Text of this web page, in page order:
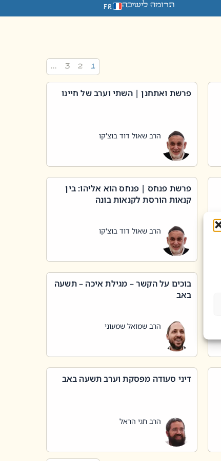
תרומה לישיבה FR
1
2
3
…
פרשת ואתחנן | השתי וערב של חיינו
הרב שאול דוד בוצ'קו
פרשת פנחס | פנחס הוא אליהו: בין
קנאות הורסת לקנאות בונה
הרב שאול דוד בוצ'קו
בוכים על הקשר – מגילת איכה – תשעה
באב
הרב שמואל שמעוני
דיני סעודה מפסקת וערב תשעה באב
הרב חגי הראל